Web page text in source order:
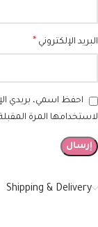
البريد الإلكتروني *
احفظ اسمي، بريدي
لاستخدامها المرة
Shipping & Delivery